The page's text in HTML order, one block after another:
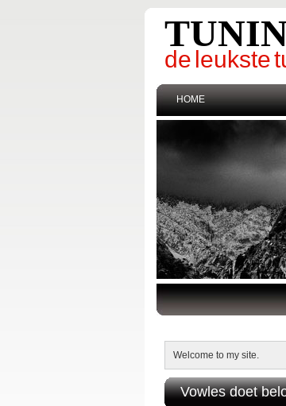
de leukste
HOME
Welcome to my site.
Vowles doet